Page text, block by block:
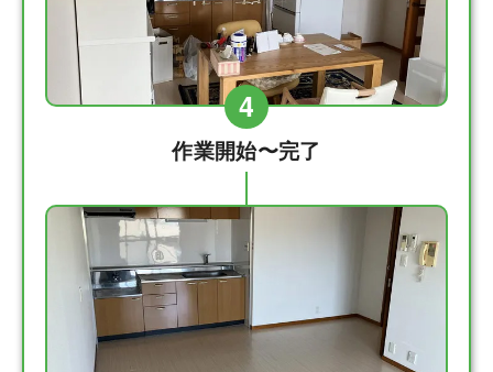
4
作業開始〜完了